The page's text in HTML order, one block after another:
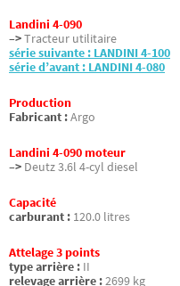
Landini 4-090
–>Tracteur utilitaire
série suivante : LANDINI 4-100
série d’avant : LANDINI 4-080
Production
Fabricant :Argo
Landini 4-090 moteur
–> Deutz 3.6l 4-cyl diesel
Capacité
carburant : 120.0 litres
Attelage 3 points
type arrière : II
relevage arrière :2699 kg